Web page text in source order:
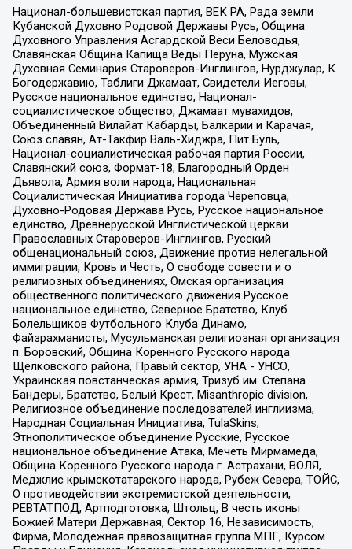
Национал-большевистская партия, ВЕК РА, Рада земли
Кубанской Духовно Родовой Державы Русь, Община
Духовного Управления Асгардской Веси Беловодья,
Славянская Община Капища Веды Перуна, Мужская
Духовная Семинария Староверов-Инглингов, Нурджулар, К
Богодержавию, Таблиги Джамаат, Свидетели Иеговы,
Русское национальное единство, Национал-
социалистическое общество, Джамаат мувахидов,
Объединенный Вилайат Кабарды, Балкарии и Карачая,
Союз славян, Ат-Такфир Валь-Хиджра, Пит Буль,
Национал-социалистическая рабочая партия России,
Славянский союз, Формат-18, Благородный Орден
Дьявола, Армия воли народа, Национальная
Социалистическая Инициатива города Череповца,
Духовно-Родовая Держава Русь, Русское национальное
единство, Древнерусской Инглистической церкви
Православных Староверов-Инглингов, Русский
общенациональный союз, Движение против нелегальной
иммиграции, Кровь и Честь, О свободе совести и о
религиозных объединениях, Омская организация
общественного политического движения Русское
национальное единство, Северное Братство, Клуб
Болельщиков Футбольного Клуба Динамо,
Файзрахманисты, Мусульманская религиозная организация
п. Боровский, Община Коренного Русского народа
Щелковского района, Правый сектор, УНА - УНСО,
Украинская повстанческая армия, Тризуб им. Степана
Бандеры, Братство, Белый Крест, Misanthropic division,
Религиозное объединение последователей инглиизма,
Народная Социальная Инициатива, TulaSkins,
Этнополитическое объединение Русские, Русское
национальное объединение Атака, Мечеть Мирмамеда,
Община Коренного Русского народа г. Астрахани, ВОЛЯ,
Меджлис крымскотатарского народа, Рубеж Севера, ТОЙС,
О противодействии экстремистской деятельности,
РЕВТАТПОД, Артподготовка, Штольц, В честь иконы
Божией Матери Державная, Сектор 16, Независимость,
Фирма, Молодежная правозащитная группа МПГ, Курсом